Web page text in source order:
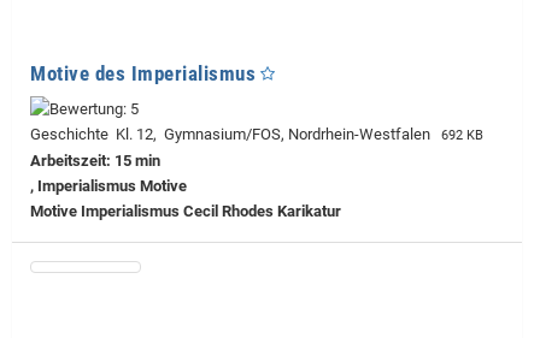
Motive des Imperialismus
Geschichte Kl. 12, Gymnasium/FOS, Nordrhein-Westfalen 692 KB
Arbeitszeit: 15 min
, Imperialismus Motive
Motive Imperialismus Cecil Rhodes Karikatur